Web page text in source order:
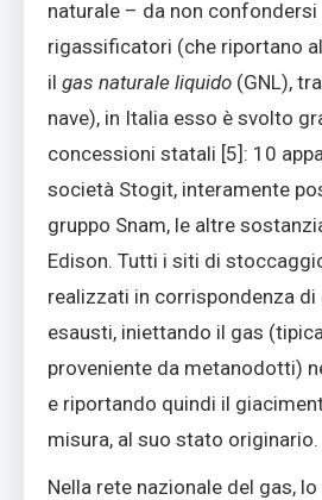
naturale – da non confondersi
rigassificatori (che riportano
il gas naturale liquido (GNL),
nave), in Italia esso è svolto
concessioni statali [5]: 10
società Stogit, interamente
gruppo Snam, le altre
Edison. Tutti i siti di
realizzati in corrispondenza
esausti, iniettando il gas
proveniente da metanodotti)
e riportando quindi il
misura, al suo stato originario.
Nella rete nazionale del gas,